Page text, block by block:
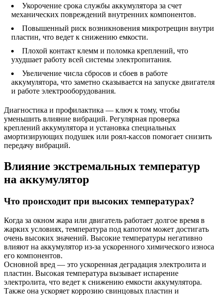
Укорочение срока службы аккумулятора за счет
механических повреждений внутренних компонентов.
Повышенный риск возникновения микротрещин внутри
пластин, что ведет к снижению емкости.
Плохой контакт клемм и поломка креплений, что
ухудшает работу всей системы электропитания.
Увеличение числа сбросов и сбоев в работе
аккумулятора, что заметно сказывается на запуске двигателя
и работе электрооборудования.
Диагностика и профилактика — ключ к тому, чтобы
уменьшить влияние вибраций. Регулярная проверка
креплений аккумулятора и установка специальных
амортизирующих подушек или роял-кассов помогает снизить
передачу вибраций.
Влияние экстремальных температур
на аккумулятор
Что происходит при высоких температурах?
Когда за окном жара или двигатель работает долгое время в
жарких условиях, температура под капотом может достигать
очень высоких значений. Высокие температуры негативно
влияют на аккумулятор из-за ускоренного химического износа
его компонентов.
Основной вред — это ускоренная деградация электролита и
пластин. Высокая температура вызывает испарение
электролита, что ведет к снижению емкости аккумулятора.
Также она ускоряет коррозию свинцовых пластин и